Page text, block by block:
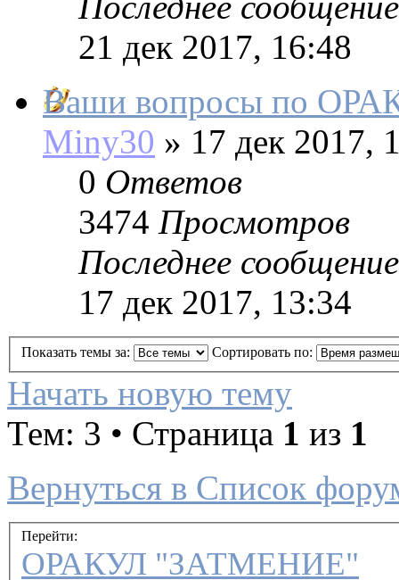
21 дек 2017, 16:48
Ваши вопросы по
Miny30 » 17 дек 2017,
0 Ответов
3474 Просмотров
Последнее сообщение
17 дек 2017, 13:34
Показать темы за: Сортировать по:
Начать новую тему
Тем: 3 • Страница 1 из 1
Вернуться в Список
Перейти:
ОРАКУЛ "ЗАТМЕНИЕ"